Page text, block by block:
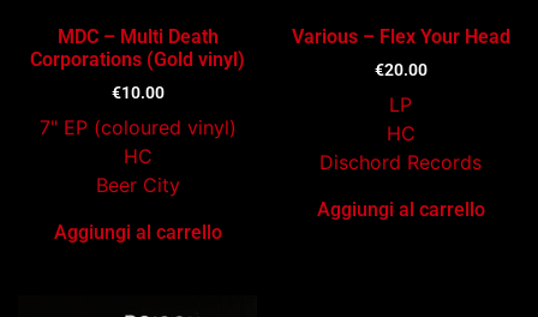
MDC – Multi Death
Corporations (Gold vinyl)
€10.00
7" EP (coloured vinyl)
HC
Beer City
Aggiungi al carrello
Various – Flex Your Head
€20.00
LP
HC
Dischord Records
Aggiungi al carrello